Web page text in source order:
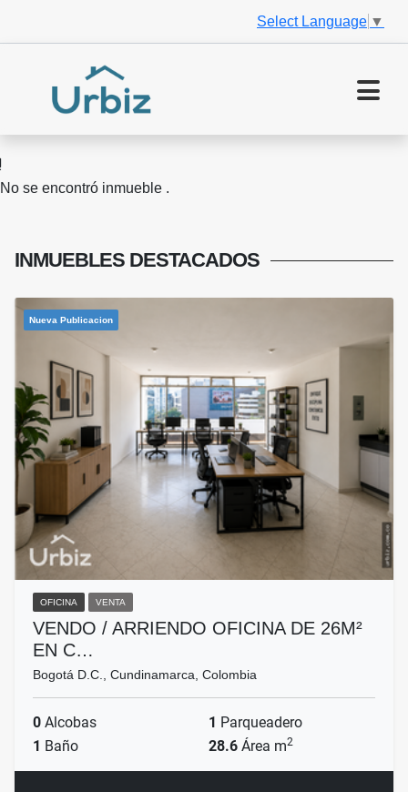
Select Language ▼
No se encontró inmueble .
INMUEBLES DESTACADOS
Nueva Publicacion
OFICINA VENTA
VENDO / ARRIENDO OFICINA DE 26M²
EN C…
Bogotá D.C., Cundinamarca, Colombia
0 Alcobas 1 Parqueadero
1 Baño 28.6 Área m2